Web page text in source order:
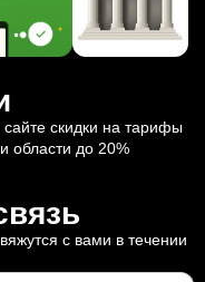
скидки на тарифы
области до 20%
с вами в течении